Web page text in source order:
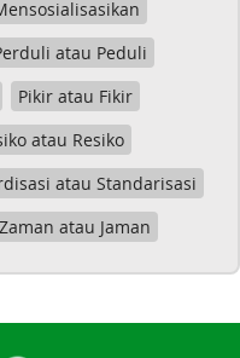
atau Peduli
Pikir atau Fikir
atau Resiko
atau Standarisasi
Zaman atau Jaman